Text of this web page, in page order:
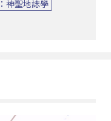
神聖地誌學